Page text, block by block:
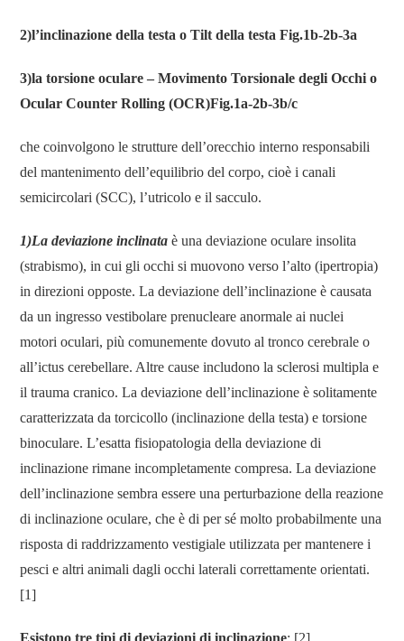
2)l’inclinazione della testa o Tilt della testa Fig.1b-2b-3a
3)la torsione oculare – Movimento Torsionale degli Occhi o
Ocular Counter Rolling (OCR)Fig.1a-2b-3b/c
che coinvolgono le strutture dell’orecchio interno responsabili
del mantenimento dell’equilibrio del corpo, cioè i canali
semicircolari (SCC), l’utricolo e il sacculo.
1)La deviazione inclinata è una deviazione oculare insolita
(strabismo), in cui gli occhi si muovono verso l’alto (ipertropia)
in direzioni opposte. La deviazione dell’inclinazione è causata
da un ingresso vestibolare prenucleare anormale ai nuclei
motori oculari, più comunemente dovuto al tronco cerebrale o
all’ictus cerebellare. Altre cause includono la sclerosi multipla e
il trauma cranico. La deviazione dell’inclinazione è solitamente
caratterizzata da torcicollo (inclinazione della testa) e torsione
binoculare. L’esatta fisiopatologia della deviazione di
inclinazione rimane incompletamente compresa. La deviazione
dell’inclinazione sembra essere una perturbazione della reazione
di inclinazione oculare, che è di per sé molto probabilmente una
risposta di raddrizzamento vestigiale utilizzata per mantenere i
pesci e altri animali dagli occhi laterali correttamente orientati.
[1]
Esistono tre tipi di deviazioni di inclinazione: [2]